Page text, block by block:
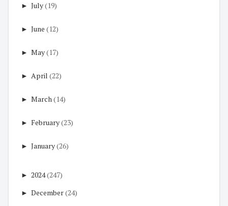
► July(19)
► June (12)
► May(17)
► April (22)
► March(14)
► February(23)
► January(26)
► 2024(247)
► December(24)